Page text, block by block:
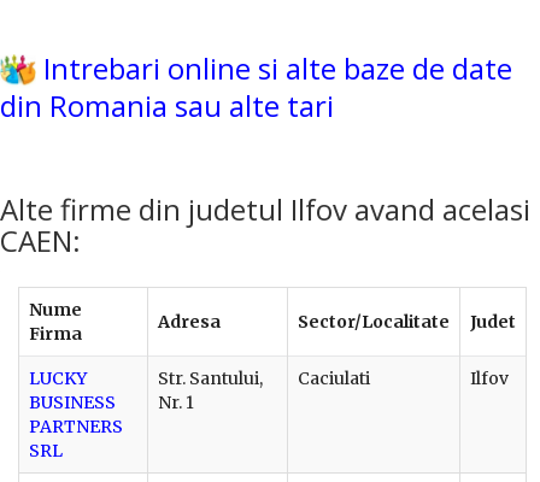
Intrebari online si alte baze de date
din Romania sau alte tari
Alte firme din judetul Ilfov avand acelasi
CAEN:
Nume
Firma
Adresa Sector/Localitate Judet
LUCKY
BUSINESS
PARTNERS
SRL
Str. Santului,
Nr. 1
Caciulati Ilfov